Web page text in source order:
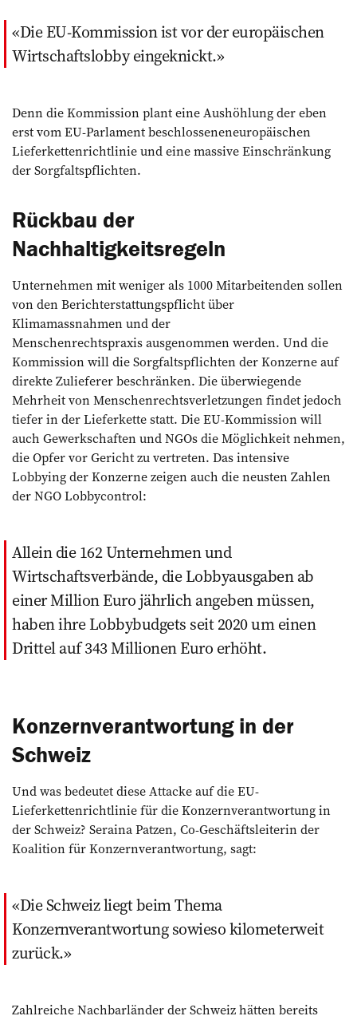
Die EU-Kommission ist vor der europäischen
Wirtschaftslobby eingeknickt.
Denn die Kommission plant eine Aushöhlung der eben
erst vom EU-Parlament beschlosseneneuropäischen
Lieferkettenrichtlinie und eine massive Einschränkung
der Sorgfaltspflichten.
Rückbau der
Nachhaltigkeitsregeln
Unternehmen mit weniger als 1000 Mitarbeitenden sollen
von den Berichterstattungspflicht über
Klimamassnahmen und der
Menschenrechtspraxis ausgenommen werden. Und die
Kommission will die Sorgfaltspflichten der Konzerne auf
direkte Zulieferer beschränken. Die überwiegende
Mehrheit von Menschenrechtsverletzungen findet jedoch
tiefer in der Lieferkette statt. Die EU-Kommission will
auch Gewerkschaften und NGOs die Möglichkeit nehmen,
die Opfer vor Gericht zu vertreten. Das intensive
Lobbying der Konzerne zeigen auch die neusten Zahlen
der NGO Lobbycontrol:
Allein die 162 Unternehmen und
Wirtschaftsverbände, die Lobbyausgaben ab
einer Million Euro jährlich angeben müssen,
haben ihre Lobbybudgets seit 2020 um einen
Drittel auf 343 Millionen Euro erhöht.
Konzernverantwortung in der
Schweiz
Und was bedeutet diese Attacke auf die EU-
Lieferkettenrichtlinie für die Konzernverantwortung in
der Schweiz? Seraina Patzen, Co-Geschäftsleiterin der
Koalition für Konzernverantwortung, sagt:
Die Schweiz liegt beim Thema
Konzernverantwortung sowieso kilometerweit
zurück.
Zahlreiche Nachbarländer der Schweiz hätten bereits